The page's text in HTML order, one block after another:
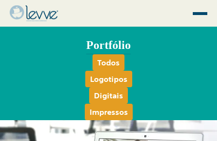
Portfólio
Todos
Logotipos
Digitais
Impressos